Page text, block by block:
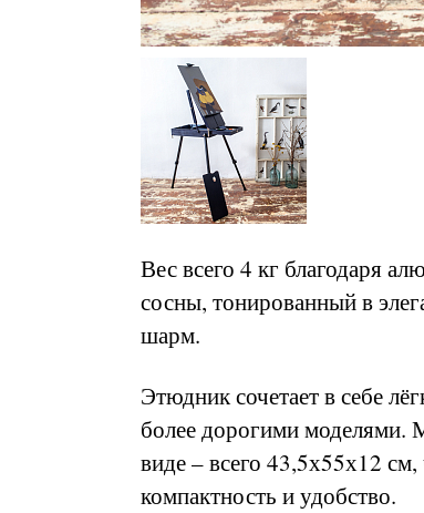
Вес всего 4 кг благодаря
сосны, тонированный в
шарм.
Этюдник сочетает в себе
более дорогими моделями.
виде – всего 43,5х55х12
компактность и удобство.